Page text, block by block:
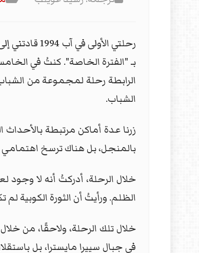
رحلتي
بـ "الفترة الخاصة". كنتُ في
الرابطة رحلة لمجموعة من
الشباب.
زرنا عدة أماكن مرتبطة
بالمنجل، بل هناك ترسخ اهتمامي
خلال الرحلة، أدركتُ أنه لا وجود
الظلم. ورأيتُ أن الثورة الكوبية
خلال تلك الرحلة، ولاحقًا، من خلال
في جبال سييرا مايسترا، بل